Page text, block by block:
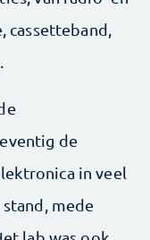
cassetteband,
de
in veel
mede